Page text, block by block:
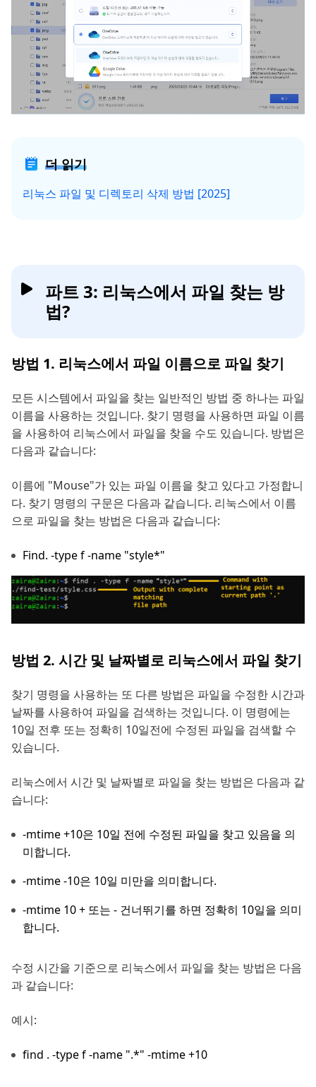
더 읽기
리눅스 파일 및 디렉토리 삭제 방법 [2025]
파트 3: 리눅스에서 파일 찾는 방
법?
방법 1. 리눅스에서 파일 이름으로 파일 찾기
모든 시스템에서 파일을 찾는 일반적인 방법 중 하나는 파일
이름을 사용하는 것입니다. 찾기 명령을 사용하면 파일 이름
을 사용하여 리눅스에서 파일을 찾을 수도 있습니다. 방법은
다음과 같습니다:
이름에 "Mouse"가 있는 파일 이름을 찾고 있다고 가정합니
다. 찾기 명령의 구문은 다음과 같습니다. 리눅스에서 이름
으로 파일을 찾는 방법은 다음과 같습니다:
Find. -type f -name "style*"
방법 2. 시간 및 날짜별로 리눅스에서 파일 찾기
찾기 명령을 사용하는 또 다른 방법은 파일을 수정한 시간과
날짜를 사용하여 파일을 검색하는 것입니다. 이 명령에는
10일 전후 또는 정확히 10일전에 수정된 파일을 검색할 수
있습니다.
리눅스에서 시간 및 날짜별로 파일을 찾는 방법은 다음과 같
습니다:
-mtime +10은 10일 전에 수정된 파일을 찾고 있음을 의
미합니다.
-mtime -10은 10일 미만을 의미합니다.
-mtime 10 + 또는 - 건너뛰기를 하면 정확히 10일을 의미
합니다.
수정 시간을 기준으로 리눅스에서 파일을 찾는 방법은 다음
과 같습니다:
예시:
find . -type f -name ".*" -mtime +10